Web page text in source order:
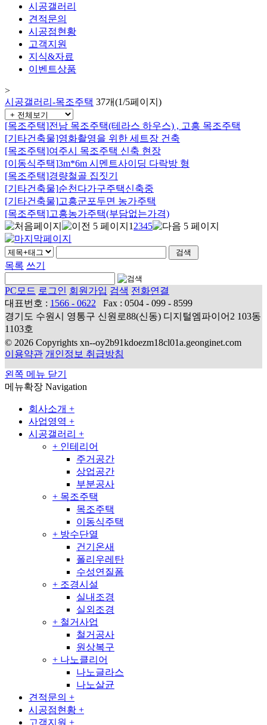
시공갤러리
견적문의
시공점현황
고객지원
지식&자료
이벤트상품
>
시공갤러리-목조주택 37개(1/5페이지)
[목조주택]전남 목조주택(테라스 하우스) , 고흥 목조주택
[기타건축물]영화촬영을 위한 세트장 건축
[목조주택]여주시 목조주택 신축 현장
[이동식주택]3m*6m 시멘트사이딩 다락방 형
[목조주택]경량철골 집짓기
[기타건축물]순천다가구주택신축중
[기타건축물]고흥군포두면 농가주택
[목조주택]고흥농가주택(부담없는가격)
1 2345
목록 쓰기
PC모드 로그인 회원가입 검색 전화연결
대표번호 : 1566 - 0622
Fax : 0504 - 099 - 8599
경기도 수원시 영통구 신원로88(신동) 디지털엠파이어2 103동
1103호
© 2026 Copyrights xn--oy2b91kdoezm18cl01a.geonginet.com
이용약관 개인정보 취급방침
왼쪽 메뉴 닫기
메뉴확장 Navigation
회사소개 +
사업영역 +
시공갤러리 +
+ 인테리어
주거공간
상업공간
부분공사
+ 목조주택
목조주택
이동식주택
+ 방수단열
건기온새
폴리우레탄
수성연질폼
+ 조경시설
실내조경
실외조경
+ 철거사업
철거공사
원상복구
+ 나노클리어
나노글라스
나노살균
견적문의 +
시공점현황 +
고객지원 +